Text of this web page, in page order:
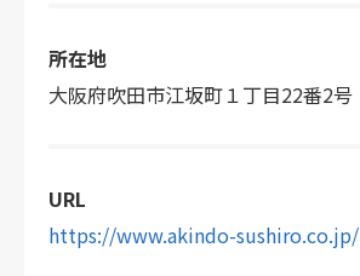
所在地
大阪府吹田市江坂町１丁目22番2号
URL
https://www.akindo-sushiro.co.jp/